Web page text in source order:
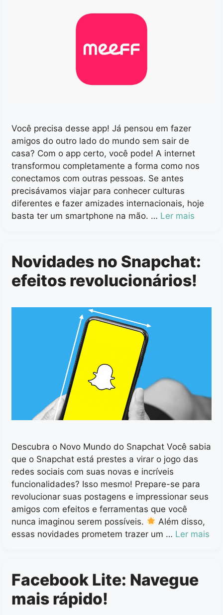
Você precisa desse app! Já pensou em fazer
amigos do outro lado do mundo sem sair de
casa? Com o app certo, você pode! A internet
transformou completamente a forma como nos
conectamos com outras pessoas. Se antes
precisávamos viajar para conhecer culturas
diferentes e fazer amizades internacionais, hoje
basta ter um smartphone na mão. … Ler mais
Novidades no Snapchat:
efeitos revolucionários!
Descubra o Novo Mundo do Snapchat Você sabia
que o Snapchat está prestes a virar o jogo das
redes sociais com suas novas e incríveis
funcionalidades? Isso mesmo! Prepare-se para
revolucionar suas postagens e impressionar seus
amigos com efeitos e ferramentas que você
nunca imaginou serem possíveis.
Além disso,
essas novidades prometem trazer um … Ler mais
Facebook Lite: Navegue
mais rápido!